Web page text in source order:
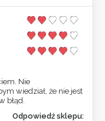
Nie
wiedział, że nie jest
błąd.
Odpowiedź sklepu: